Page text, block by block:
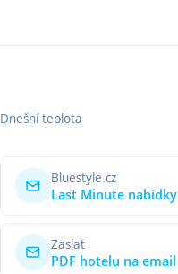
Dnešní teplota
Bluestyle.cz
Last Minute nabídky
Zaslat
PDF hotelu na email